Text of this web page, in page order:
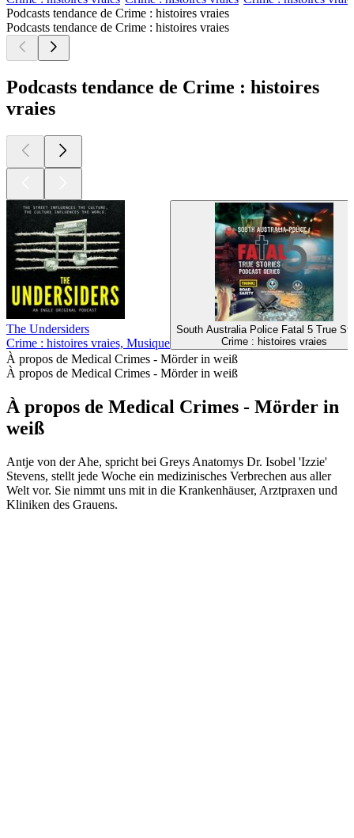
Podcasts tendance de Crime : histoires vraies
Podcasts tendance de Crime : histoires vraies
Podcasts tendance de Crime : histoires
vraies
The Undersiders
Crime : histoires vraies, Musique
South Australia Police Fatal 5 True
Crime : histoires vraies
À propos de Medical Crimes - Mörder in weiß
À propos de Medical Crimes - Mörder in weiß
À propos de Medical Crimes - Mörder in
weiß
Antje von der Ahe, spricht bei Greys Anatomys Dr. Isobel 'Izzie'
Stevens, stellt jede Woche ein medizinisches Verbrechen aus aller
Welt vor. Sie nimmt uns mit in die Krankenhäuser, Arztpraxen und
Kliniken des Grauens.